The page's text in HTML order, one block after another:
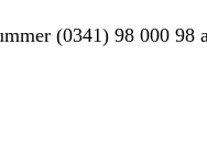
(0341) 98 000 98